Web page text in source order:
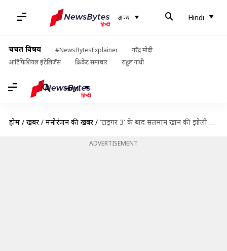
अन्य Hindi
चर्चित विषय #NewsBytesExplainer
नरेंद्र मोदी
आर्टिफिशियल इंटेलिजेंस
क्रिकेट समाचार राहुल गांधी
Hindi
होम / खबरें / मनोरंजन की खबरें / 'टाइगर 3' के बाद सलमान खान की झोली में ये फिल्में, औपचारिक ऐलान का इंतजार
ADVERTISEMENT